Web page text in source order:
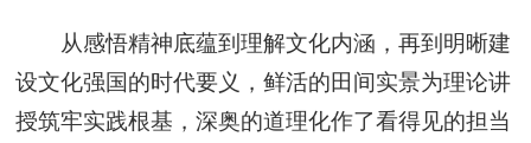
从感悟精神底蕴到理解文化内涵，再到明晰建
设文化强国的时代要义，鲜活的田间实景为理论讲
授筑牢实践根基，深奥的道理化作了看得见的担当